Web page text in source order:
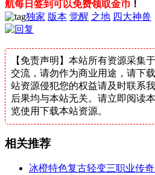
航每日签到可以免费领取金币 ！
独家 版本 觉醒 之地 四大神兽
【免责声明】本站所有资源采集
交流，请勿作为商业用途，请下
站资源侵犯您的权益请及时联系
后果均与本站无关。请立即阅读
览使用下载本站资源。
相关推荐
冰橙特色复古轻变三职业传